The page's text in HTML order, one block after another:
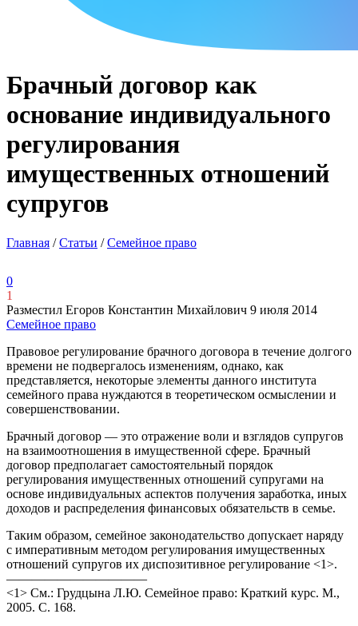
Брачный договор как
основание индивидуального
регулирования
имущественных отношений
супругов
Главная /Статьи /Семейное право
0
1
Разместил Егоров Константин Михайлович 9 июля 2014
Семейное право
Правовое регулирование брачного договора в течение долгого
времени не подвергалось изменениям, однако, как
представляется, некоторые элементы данного института
семейного права нуждаются в теоретическом осмыслении и
совершенствовании.
Брачный договор — это отражение воли и взглядов супругов
на взаимоотношения в имущественной сфере. Брачный
договор предполагает самостоятельный порядок
регулирования имущественных отношений супругами на
основе индивидуальных аспектов получения заработка, иных
доходов и распределения финансовых обязательств в семье.
Таким образом, семейное законодательство допускает наряду
с императивным методом регулирования имущественных
отношений супругов их диспозитивное регулирование <1>.
———————————
<1> См.: Грудцына Л.Ю. Семейное право: Краткий курс. М.,
2005. С. 168.